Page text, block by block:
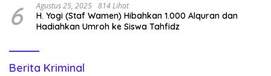
6 Agustus 25, 2025 814 Lihat
H. Yogi (Staf Wamen) Hibahkan 1.000 Alquran dan
Hadiahkan Umroh ke Siswa Tahfidz
Berita Kriminal